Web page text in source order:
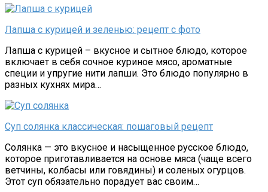
Лапша с курицей и зеленью: рецепт с фото
Лапша с курицей – вкусное и сытное блюдо, которое
включает в себя сочное куриное мясо, ароматные
специи и упругие нити лапши. Это блюдо популярно в
разных кухнях мира…
Суп солянка классическая: пошаговый рецепт
Солянка — это вкусное и насыщенное русское блюдо,
которое приготавливается на основе мяса (чаще всего
ветчины, колбасы или говядины) и соленых огурцов.
Этот суп обязательно порадует вас своим…